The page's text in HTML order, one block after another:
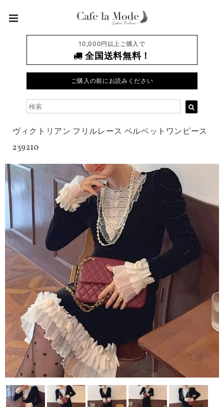
10,000円以上ご購入で
全国送料無料！
ご購入の前にお読みください
ヴィクトリアン フリルレース ベルベットワンピース
239210